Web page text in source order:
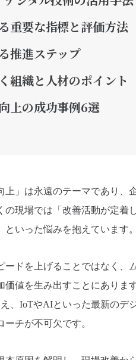
重要な指標と評価方法
推進ステップ
組織と人材のポイント
上の成功事例6選
」は永遠のテーマであり、
の現場では「改善活動が定着
いった悩みを抱えています。
ドを上げることではなく、
価値を生み出すことにありま
、IoTやAIといった最新のデ
チが不可欠です。